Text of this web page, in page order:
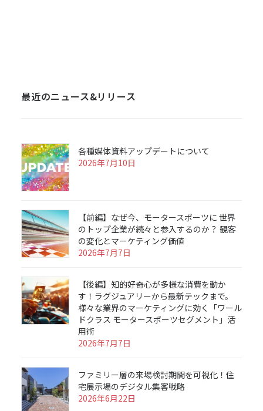
最近のニュース&リリース
各種媒体資料アップデートについて
2026年7月10日
【前編】なぜ今、モータースポーツに 世界
のトップ企業が続々と参入するのか？ 観客
の変化とマーケティング価値
2026年7月7日
【後編】知的好奇心が多様な消費を動か
す！ラグジュアリーから最新テックまで。
様々な業界のマーケティングに効く「ワール
ドクラス モータースポーツセグメント」活
用術
2026年7月7日
ファミリー層の来場検討期間を可視化！住
宅展示場のデジタル集客戦略
2026年6月22日